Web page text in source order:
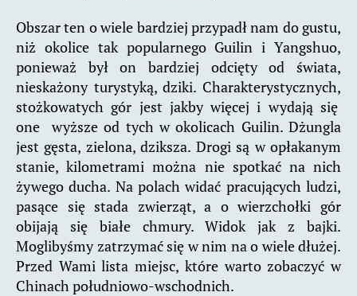
Obszar ten o wiele bardziej przypadł nam do gustu,
niż okolice tak popularnego Guilin i Yangshuo,
ponieważ był on bardziej odcięty od świata,
nieskażony turystyką, dziki. Charakterystycznych,
stożkowatych gór jest jakby więcej i wydają się
one wyższe od tych w okolicach Guilin. Dżungla
jest gęsta, zielona, dziksza. Drogi są w opłakanym
stanie, kilometrami można nie spotkać na nich
żywego ducha. Na polach widać pracujących ludzi,
pasące się stada zwierząt, a o wierzchołki gór
obijają się białe chmury. Widok jak z bajki.
Moglibyśmy zatrzymać się w nim na o wiele dłużej.
Przed Wami lista miejsc, które warto zobaczyć w
Chinach południowo-wschodnich.